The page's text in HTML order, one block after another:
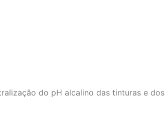
do pH alcalino das tinturas e dos